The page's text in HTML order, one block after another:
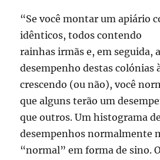
“Se você montar um apiário
idênticos, todos contendo
rainhas irmãs e, em seguida,
desempenho destas colónias
crescendo (ou não), você
que alguns terão um
que outros. Um histograma
desempenhos normalmente
“normal” em forma de sino.